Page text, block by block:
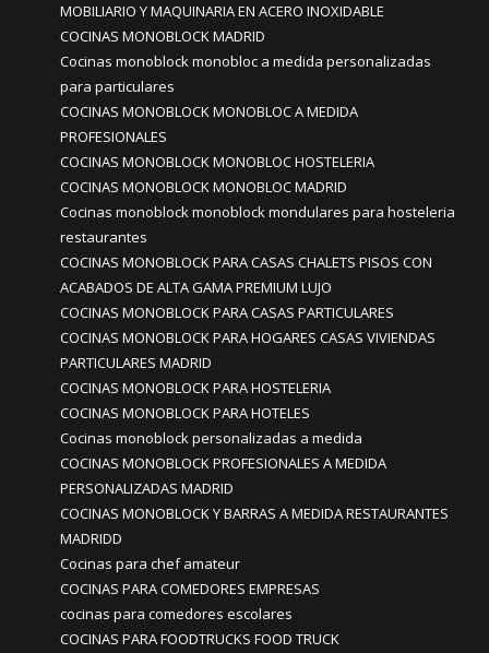
MOBILIARIO Y MAQUINARIA EN ACERO INOXIDABLE
COCINAS MONOBLOCK MADRID
Cocinas monoblock monobloc a medida personalizadas
para particulares
COCINAS MONOBLOCK MONOBLOC A MEDIDA
PROFESIONALES
COCINAS MONOBLOCK MONOBLOC HOSTELERIA
COCINAS MONOBLOCK MONOBLOC MADRID
Cocinas monoblock monoblock mondulares para hosteleria
restaurantes
COCINAS MONOBLOCK PARA CASAS CHALETS PISOS CON
ACABADOS DE ALTA GAMA PREMIUM LUJO
COCINAS MONOBLOCK PARA CASAS PARTICULARES
COCINAS MONOBLOCK PARA HOGARES CASAS VIVIENDAS
PARTICULARES MADRID
COCINAS MONOBLOCK PARA HOSTELERIA
COCINAS MONOBLOCK PARA HOTELES
Cocinas monoblock personalizadas a medida
COCINAS MONOBLOCK PROFESIONALES A MEDIDA
PERSONALIZADAS MADRID
COCINAS MONOBLOCK Y BARRAS A MEDIDA RESTAURANTES
MADRIDD
Cocinas para chef amateur
COCINAS PARA COMEDORES EMPRESAS
cocinas para comedores escolares
COCINAS PARA FOODTRUCKS FOOD TRUCK